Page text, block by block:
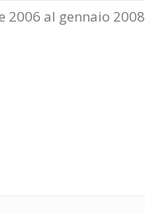
2006 al gennaio 2008